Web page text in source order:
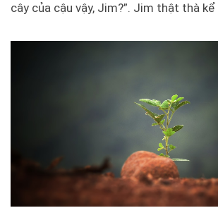
cây của cậu vậy, Jim?”. Jim thật thà